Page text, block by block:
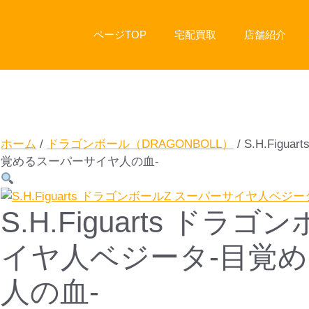
ページTOP 宅配買取 店舗紹介
ホーム / ドラゴンボール（DRAGONBOLL）
/
覚めるスーパーサイヤ人の血-
S.H.Figuarts ドラゴン
イヤ人ベジータ-目覚
人の血-